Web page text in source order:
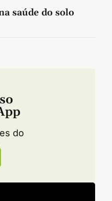
saúde do solo
do